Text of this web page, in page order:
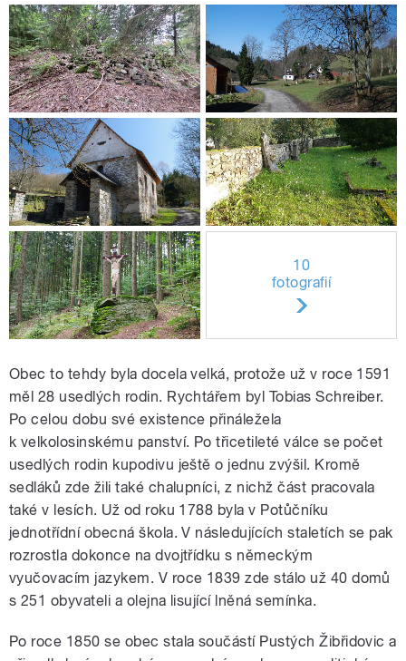
10
fotografií
Obec to tehdy byla docela velká, protože už v roce 1591
měl 28 usedlých rodin. Rychtářem byl Tobias Schreiber.
Po celou dobu své existence přináležela
k velkolosinskému panství. Po třicetileté válce se počet
usedlých rodin kupodivu ještě o jednu zvýšil. Kromě
sedláků zde žili také chalupníci, z nichž část pracovala
také v lesích. Už od roku 1788 byla v Potůčníku
jednotřídní obecná škola. V následujících staletích se pak
rozrostla dokonce na dvojtřídku s německým
vyučovacím jazykem. V roce 1839 zde stálo už 40 domů
s 251 obyvateli a olejna lisující lněná semínka.
Po roce 1850 se obec stala součástí Pustých Žibřidovic a